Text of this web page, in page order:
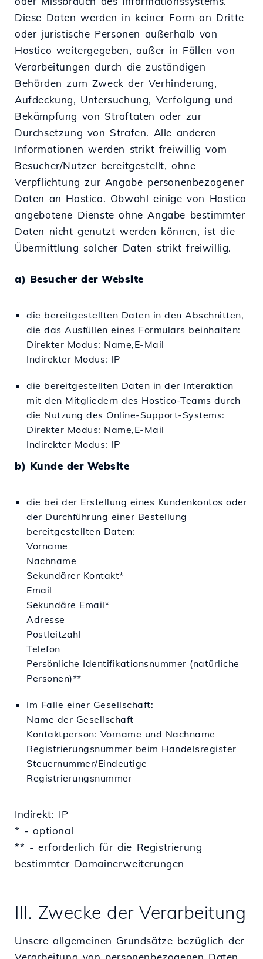
Diese Daten werden in keiner Form an Dritte
oder juristische Personen außerhalb von
Hostico weitergegeben, außer in Fällen von
Verarbeitungen durch die zuständigen
Behörden zum Zweck der Verhinderung,
Aufdeckung, Untersuchung, Verfolgung und
Bekämpfung von Straftaten oder zur
Durchsetzung von Strafen. Alle anderen
Informationen werden strikt freiwillig vom
Besucher/Nutzer bereitgestellt, ohne
Verpflichtung zur Angabe personenbezogener
Daten an Hostico. Obwohl einige von Hostico
angebotene Dienste ohne Angabe bestimmter
Daten nicht genutzt werden können, ist die
Übermittlung solcher Daten strikt freiwillig.
a) Besucher der Website
die bereitgestellten Daten in den Abschnitten,
die das Ausfüllen eines Formulars beinhalten:
Direkter Modus: Name,E-Mail
Indirekter Modus: IP
die bereitgestellten Daten in der Interaktion
mit den Mitgliedern des Hostico-Teams durch
die Nutzung des Online-Support-Systems:
Direkter Modus: Name,E-Mail
Indirekter Modus: IP
b) Kunde der Website
die bei der Erstellung eines Kundenkontos oder
der Durchführung einer Bestellung
bereitgestellten Daten:
Vorname
Nachname
Sekundärer Kontakt*
Email
Sekundäre Email*
Adresse
Postleitzahl
Telefon
Persönliche Identifikationsnummer (natürliche
Personen)**
Im Falle einer Gesellschaft:
Name der Gesellschaft
Kontaktperson: Vorname und Nachname
Registrierungsnummer beim Handelsregister
Steuernummer/Eindeutige
Registrierungsnummer
Indirekt: IP
* - optional
** - erforderlich für die Registrierung
bestimmter Domainerweiterungen
III. Zwecke der Verarbeitung
Unsere allgemeinen Grundsätze bezüglich der